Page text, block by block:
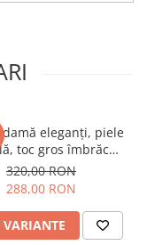
damă eleganți, piele
toc gros îmbrăcat,
SANDALI
320,00 RON
288,00 RON
VARIANTE